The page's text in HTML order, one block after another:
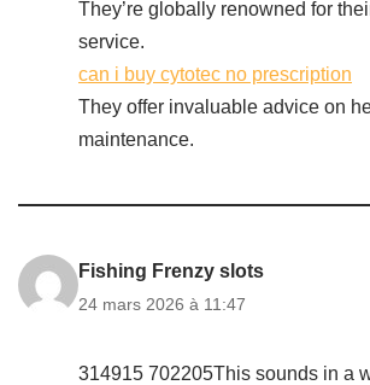
They’re globally renowned for
service.
can i buy cytotec no prescription
They offer invaluable advice on
maintenance.
Fishing Frenzy slots
24 mars 2026 à 11:47
314915 702205This sounds in a